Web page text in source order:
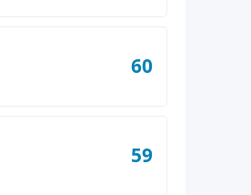
60
59